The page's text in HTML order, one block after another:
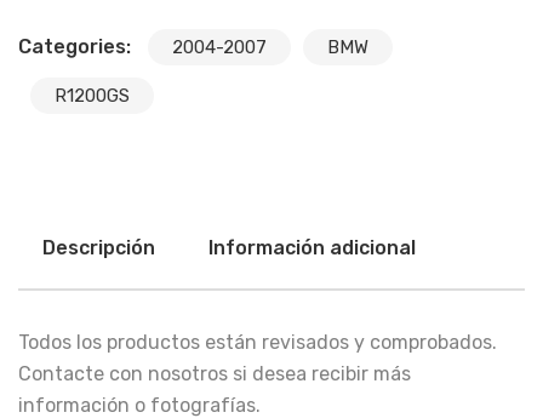
Categories: 2004-2007 BMW
R1200GS
Descripción Información adicional
Todos los productos están revisados y comprobados.
Contacte con nosotros si desea recibir más
información o fotografías.